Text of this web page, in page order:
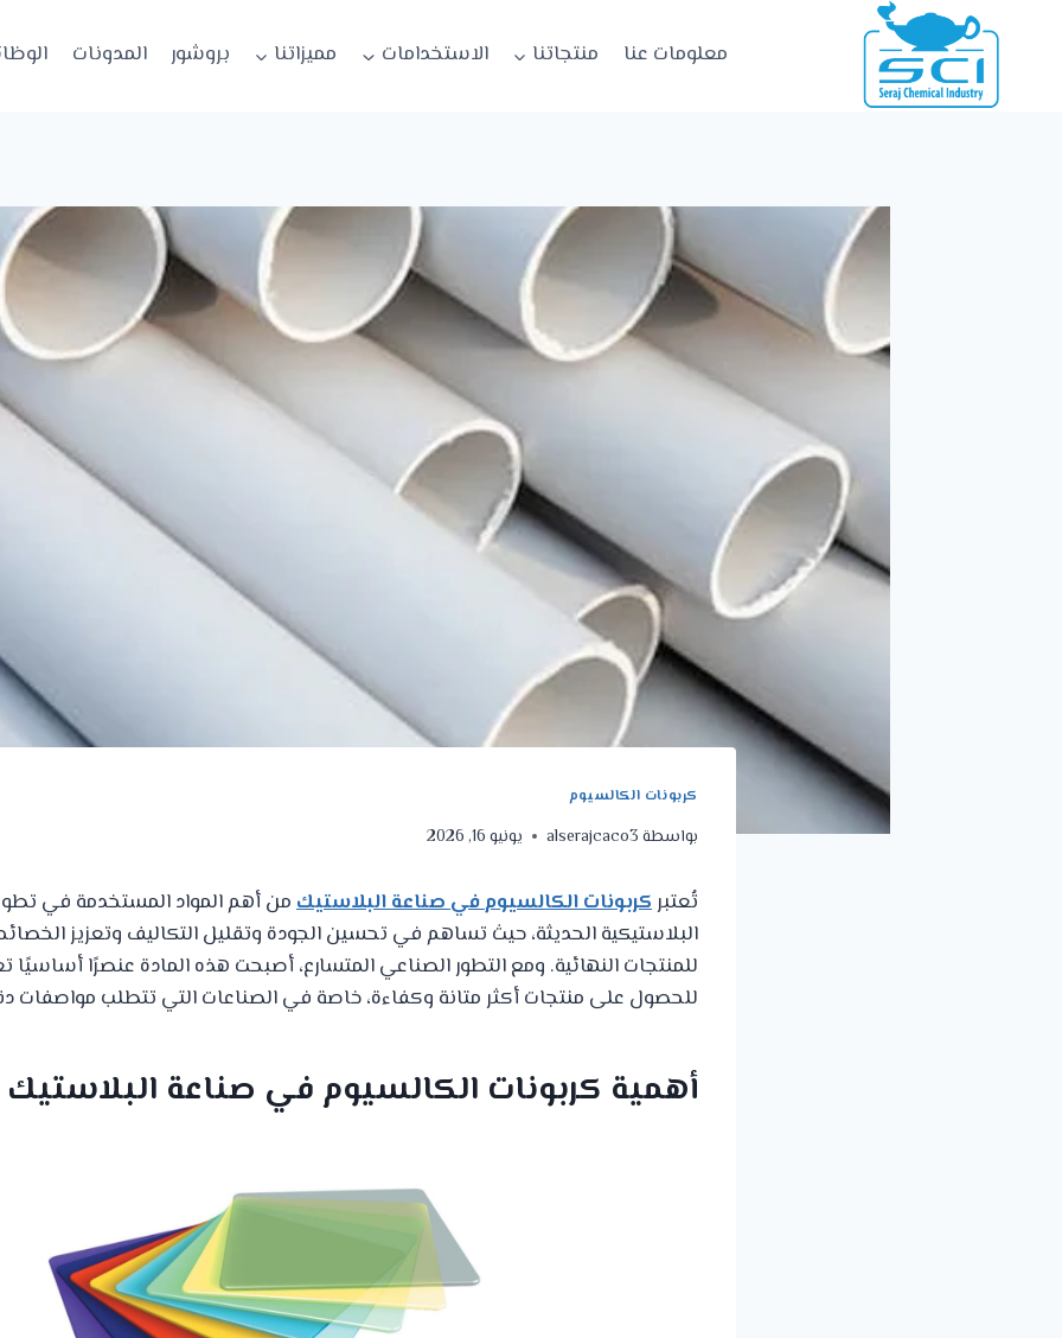
معلومات عنا منتجاتنا الاستخدامات مميزاتنا بروشور المدونات
كربونات الكالسيوم
بواسطةalserajcaco3 يونيو 16, 2026
تُعتبركربونات الكالسيوم في صناعة البلاستيكمن أهم المواد المستخدمة في
البلاستيكية الحديثة، حيث تساهم في تحسين الجودة وتقليل التكاليف وتعزيز
للمنتجات النهائية. ومع التطور الصناعي المتسارع، أصبحت هذه المادة عنصرًا أساسيًا
للحصول على منتجات أكثر متانة وكفاءة، خاصة في الصناعات التي تتطلب مواصفات
أهمية كربونات الكالسيوم في صناعة البلاستيك